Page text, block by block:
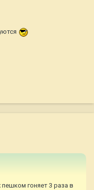
пешком гоняет 3 раза в